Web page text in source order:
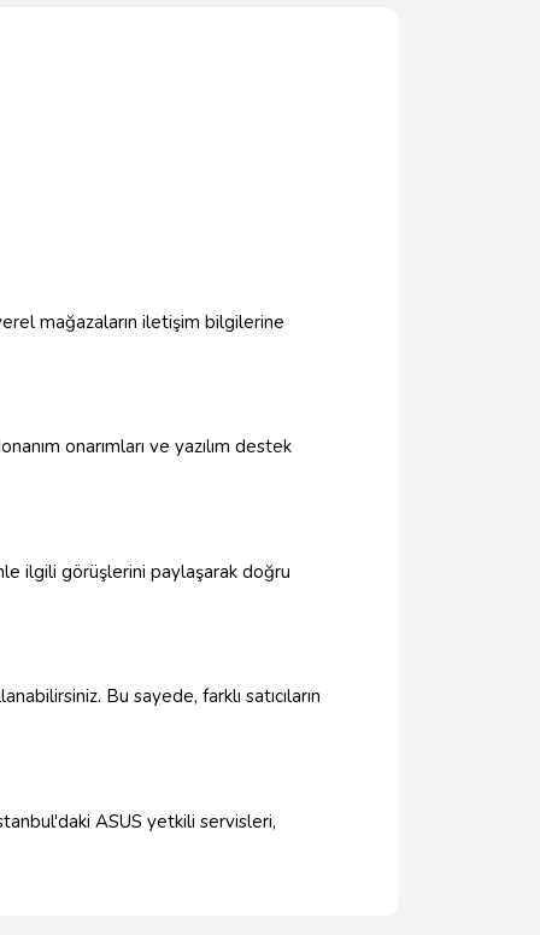
mağazaların iletişim bilgilerine
onarımları ve yazılım destek
ilgili görüşlerini paylaşarak doğru
Bu sayede, farklı satıcıların
ASUS yetkili servisleri,